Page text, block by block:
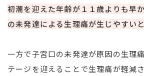
初潮を迎えた年齢が１１歳よりも早
の未発達による生理痛が生じやすい
一方で子宮口の未発達が原因の生理
テージを迎えることで生理痛が軽減